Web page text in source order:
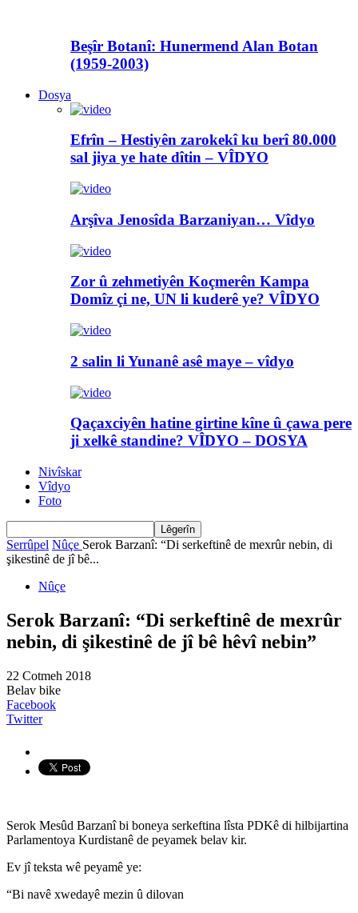
Beşîr Botanî: Hunermend Alan Botan
(1959-2003)
Dosya
Efrîn – Hestiyên zarokekî ku berî 80.000
sal jiya ye hate dîtin – VÎDYO
Arşîva Jenosîda Barzaniyan… Vîdyo
Zor û zehmetiyên Koçmerên Kampa
Domîz çi ne, UN li kuderê ye? VÎDYO
2 salin li Yunanê asê maye – vîdyo
Qaçaxciyên hatine girtine kîne û çawa pere
ji xelkê standine? VÎDYO – DOSYA
Nivîskar
Vîdyo
Foto
Serrûpel Nûçe Serok Barzanî: “Di serkeftinê de mexrûr nebin, di
şikestinê de jî bê...
Nûçe
Serok Barzanî: “Di serkeftinê de mexrûr
nebin, di şikestinê de jî bê hêvî nebin”
22 Cotmeh 2018
Belav bike
Facebook
Twitter
Serok Mesûd Barzanî bi boneya serkeftina lîsta PDKê di hilbijartina
Parlamentoya Kurdistanê de peyamek belav kir.
Ev jî teksta wê peyamê ye:
“Bi navê xwedayê mezin û dilovan